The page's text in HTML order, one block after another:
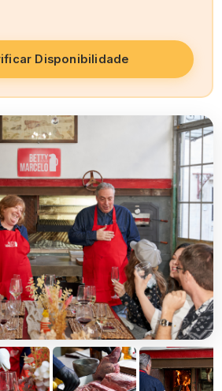
Disponibilidade